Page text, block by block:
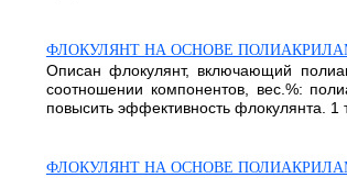
ФЛОКУЛЯНТ НА ОСНОВЕ
Описан флокулянт, включающий
соотношении компонентов, вес.%:
повысить эффективность флокулянта. 1
ФЛОКУЛЯНТ НА ОСНОВЕ